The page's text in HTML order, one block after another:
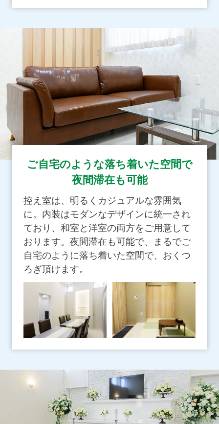
ご自宅のような落ち着いた空間で
夜間滞在も可能
控え室は、明るくカジュアルな雰囲気
に。内装はモダンなデザインに統一され
ており、和室と洋室の両方をご用意して
おります。夜間滞在も可能で、まるでご
自宅のように落ち着いた空間で、おくつ
ろぎ頂けます。